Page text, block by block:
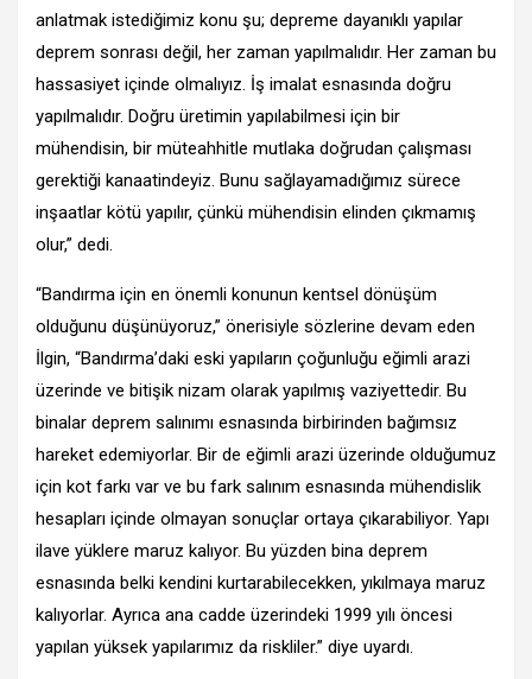
anlatmak istediğimiz konu şu; depreme dayanıklı yapılar
deprem sonrası değil, her zaman yapılmalıdır. Her zaman bu
hassasiyet içinde olmalıyız. İş imalat esnasında doğru
yapılmalıdır. Doğru üretimin yapılabilmesi için bir
mühendisin, bir müteahhitle mutlaka doğrudan çalışması
gerektiği kanaatindeyiz. Bunu sağlayamadığımız sürece
inşaatlar kötü yapılır, çünkü mühendisin elinden çıkmamış
olur,” dedi.
“Bandırma için en önemli konunun kentsel dönüşüm
olduğunu düşünüyoruz,” önerisiyle sözlerine devam eden
İlgin, “Bandırma’daki eski yapıların çoğunluğu eğimli arazi
üzerinde ve bitişik nizam olarak yapılmış vaziyettedir. Bu
binalar deprem salınımı esnasında birbirinden bağımsız
hareket edemiyorlar. Bir de eğimli arazi üzerinde olduğumuz
için kot farkı var ve bu fark salınım esnasında mühendislik
hesapları içinde olmayan sonuçlar ortaya çıkarabiliyor. Yapı
ilave yüklere maruz kalıyor. Bu yüzden bina deprem
esnasında belki kendini kurtarabilecekken, yıkılmaya maruz
kalıyorlar. Ayrıca ana cadde üzerindeki 1999 yılı öncesi
yapılan yüksek yapılarımız da riskliler.” diye uyardı.